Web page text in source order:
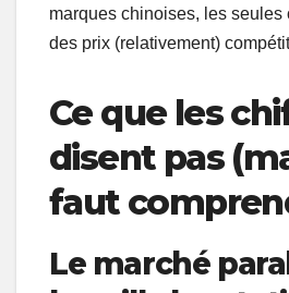
marques chinoises, les seules
des prix (relativement)
Ce que les
disent pas
faut
Le marché